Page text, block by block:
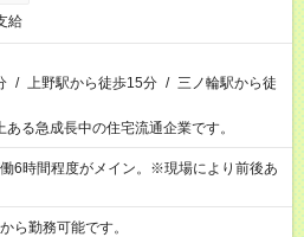
給
/ 上野駅から徒歩15分 / 三ノ輪駅から徒
る急成長中の住宅流通企業です。
6時間程度がメイン。※現場により前後あ
ら勤務可能です。